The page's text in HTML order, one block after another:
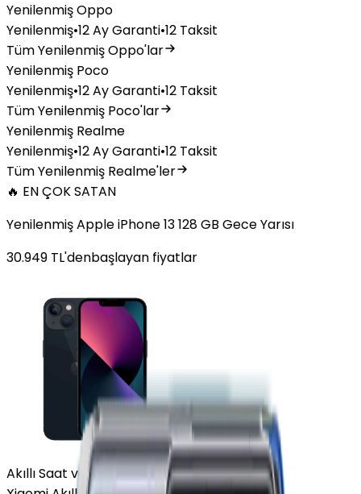
Yenilenmiş Oppo
Yenilenmiş•12 Ay Garanti•12 Taksit
Tüm Yenilenmiş Oppo'lar
Yenilenmiş Poco
Yenilenmiş•12 Ay Garanti•12 Taksit
Tüm Yenilenmiş Poco'lar
Yenilenmiş Realme
Yenilenmiş•12 Ay Garanti•12 Taksit
Tüm Yenilenmiş Realme'ler
🔥 EN ÇOK SATAN
Yenilenmiş Apple iPhone 13 128 GB Gece Yarısı
30.949 TL'denbaşlayan fiyatlar
Akıllı Saat ve Bileklik